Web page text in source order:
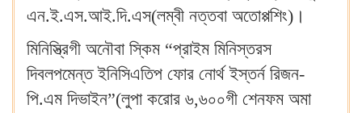
এন.ই.এস.আই.দি.এস(লম্বী নত্তবা অতোপ্পশিং)।
মিনিস্ত্রিগী অনৌবা স্কিম “প্রাইম মিনিস্তরস
দিবলপমেন্ত ইনিসিএতিপ ফোর নোর্থ ইস্তর্ন রিজন-
পি.এম দিভাইন”(লুপা করোর ৬,৬০০গী শেনফম অমা